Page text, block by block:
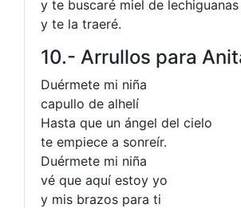
y te buscaré miel de lechiguanas
y te la traeré.
10.- Arrullos para
Duérmete mi niña
capullo de alhelí
Hasta que un ángel del cielo
te empiece a sonreír.
Duérmete mi niña
vé que aquí estoy yo
y mis brazos para ti